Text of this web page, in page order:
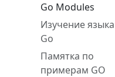
Go Modules
Изучение языка
Go
Памятка по
примерам GO